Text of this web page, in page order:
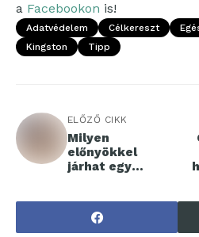
a Facebookon is!
Adatvédelem Célkereszt
Kingston
Tipp
ELŐZŐ CIKK
Milyen
előnyökkel
járhat egy